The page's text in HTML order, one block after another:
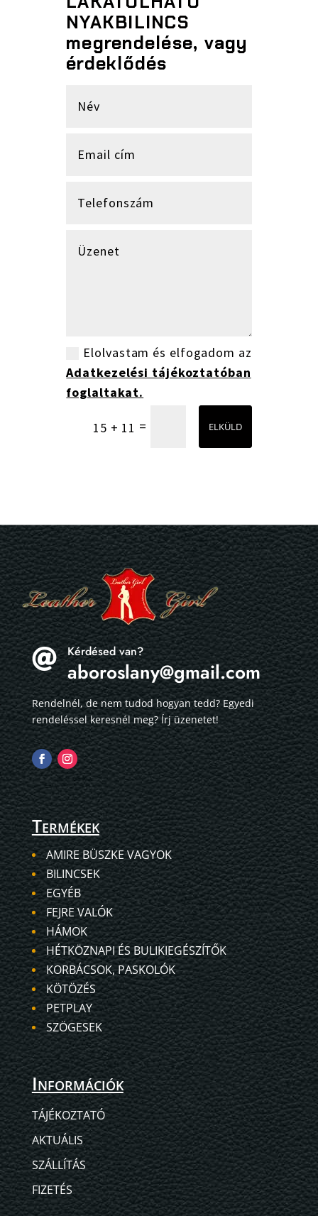
NYAKBILINCS
megrendelése, vagy
érdeklődés
Elolvastam és elfogadom az
Adatkezelési tájékoztatóban
foglaltakat.
15 + 11 = ELKÜLD
 Kérdésed van?
aboroslany@gmail.com
Rendelnél, de nem tudod hogyan tedd? Egyedi
rendeléssel keresnél meg? Írj üzenetet!
Termékek
AMIRE BÜSZKE VAGYOK
BILINCSEK
EGYÉB
FEJRE VALÓK
HÁMOK
HÉTKÖZNAPI ÉS BULIKIEGÉSZÍTŐK
KORBÁCSOK, PASKOLÓK
KÖTÖZÉS
PETPLAY
SZÖGESEK
Információk
TÁJÉKOZTATÓ
AKTUÁLIS
SZÁLLÍTÁS
FIZETÉS